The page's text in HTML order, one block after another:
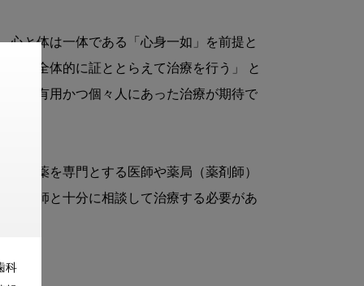
科
心と体は一体である「心身一如」を前提と
個を全体的に証ととらえて治療を行う」 と
は、有用かつ個々人にあった治療が期待で
方薬を専門とする医師や薬局（薬剤師）
薬剤師と十分に相談して治療する必要があ